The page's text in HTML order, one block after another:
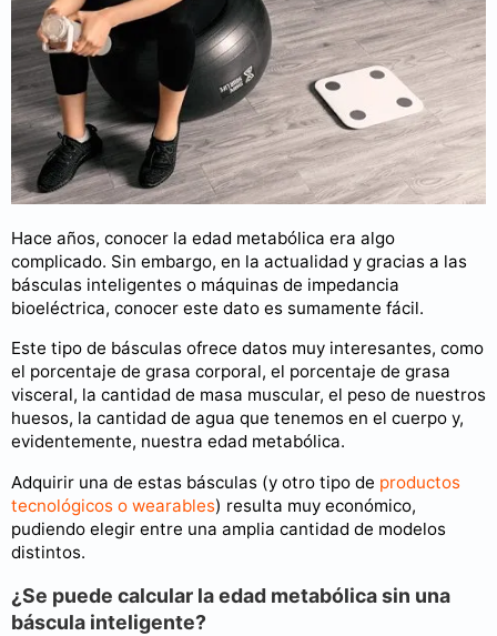
Hace años, conocer la edad metabólica era algo
complicado. Sin embargo, en la actualidad y gracias a las
básculas inteligentes o máquinas de impedancia
bioeléctrica, conocer este dato es sumamente fácil.
Este tipo de básculas ofrece datos muy interesantes, como
el porcentaje de grasa corporal, el porcentaje de grasa
visceral, la cantidad de masa muscular, el peso de nuestros
huesos, la cantidad de agua que tenemos en el cuerpo y,
evidentemente, nuestra edad metabólica.
Adquirir una de estas básculas (y otro tipo de productos
tecnológicos o wearables) resulta muy económico,
pudiendo elegir entre una amplia cantidad de modelos
distintos.
¿Se puede calcular la edad metabólica sin una
báscula inteligente?